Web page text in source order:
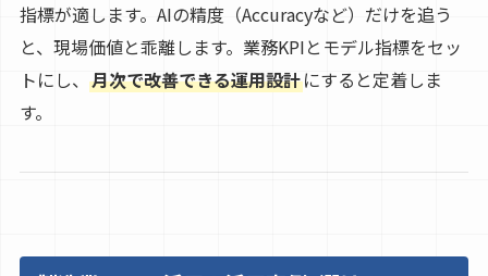
指標が適します。AIの精度（Accuracyなど）だけを追う
と、現場価値と乖離します。業務KPIとモデル指標をセッ
トにし、 月次で改善できる運用設計にすると定着しま
す。